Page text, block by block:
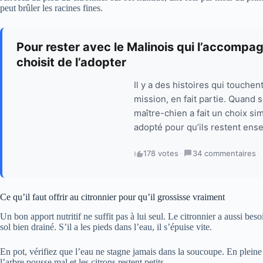
peut brûler les racines fines.
Pour rester avec le Malinois qui
choisit de l’adopter
Il y a des histoires qui
mission, en fait partie. Quand
maître-chien a fait un choix
adopté pour qu’ils restent
178 votes · 34 commentaires ·
Ce qu’il faut offrir au citronnier pour qu’il grossisse vraiment
Un bon apport nutritif ne suffit pas à lui seul. Le citronnier a aussi
sol bien drainé. S’il a les pieds dans l’eau, il s’épuise vite.
En pot, vérifiez que l’eau ne stagne jamais dans la soucoupe. En